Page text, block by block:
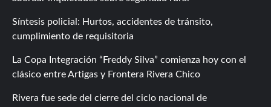
Síntesis policial: Hurtos, accidentes de tránsito,
cumplimiento de requisitoria
La Copa Integración “Freddy Silva” comienza hoy con el
clásico entre Artigas y Frontera Rivera Chico
Rivera fue sede del cierre del ciclo nacional de